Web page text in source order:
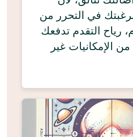
في التحرر من
رياح التقدم تدفعك
الإمكانيات غير